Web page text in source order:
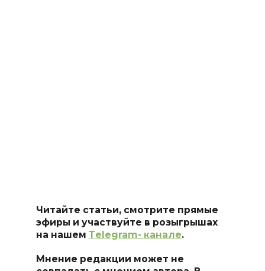
Читайте статьи, смотрите прямые
эфиры и участвуйте в розыгрышах
на нашем Тelegram- канале.
Мнение редакции может не